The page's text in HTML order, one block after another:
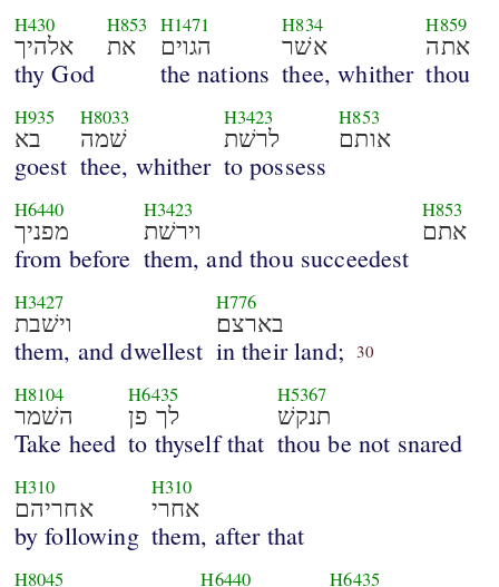
H430
אלהיך
thy God
H853
את
H1471
הגוים
the nations
H834
אשׁר
thee, whither
H859
אתה
thou
H935
בא
goest
H8033
שׁמה
thee, whither
H3423
לרשׁת
to possess
H853
אותם
H6440
מפניך
from before
H3423
וירשׁת
them, and thou succeedest
H853
אתם
H3427
וישׁבת
them, and dwellest
H776
בארצם׃
in their land; 30
H8104
השׁמר
Take heed
H6435
לך פן
to thyself that
H5367
תנקשׁ
thou be not snared
H310
אחריהם
by following
H310
אחרי
them, after that
H8045 H6440 H6435